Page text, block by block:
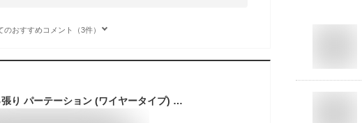
のおすすめコメント（3件）
山善(YAMAZEN) 突っ張り パーテーション (ワイヤータイプ) 幅60×奥行5×高さ166.5-295.5cm (フック4個付き) 壁掛け 収納 壁面収納 天井 間仕切り 組立品 ブラック SP-60(MBK)